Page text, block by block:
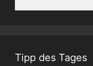
Tipp des Tages